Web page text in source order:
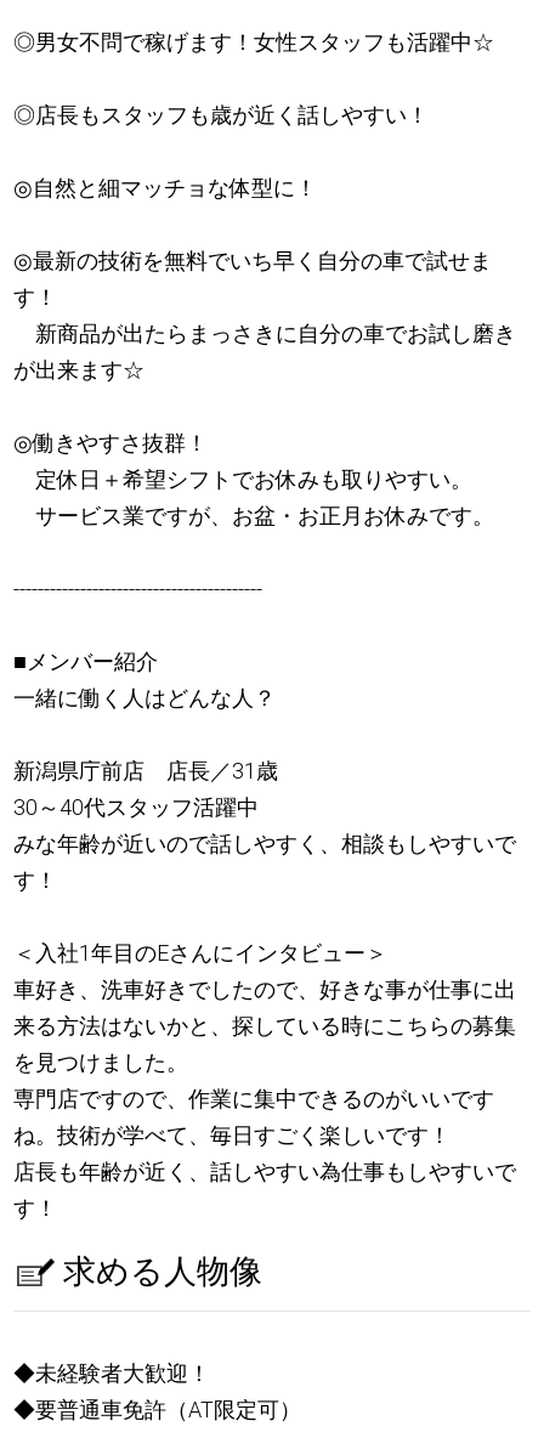
◎男女不問で稼げます！女性スタッフも活躍中☆
◎店長もスタッフも歳が近く話しやすい！
◎自然と細マッチョな体型に！
◎最新の技術を無料でいち早く自分の車で試せま
す！
新商品が出たらまっさきに自分の車でお試し磨き
が出来ます☆
◎働きやすさ抜群！
定休日＋希望シフトでお休みも取りやすい。
サービス業ですが、お盆・お正月お休みです。
-----------------------------------------
■メンバー紹介
一緒に働く人はどんな人？
新潟県庁前店 店長／31歳
30～40代スタッフ活躍中
みな年齢が近いので話しやすく、相談もしやすいで
す！
＜入社1年目のEさんにインタビュー＞
車好き、洗車好きでしたので、好きな事が仕事に出
来る方法はないかと、探している時にこちらの募集
を見つけました。
専門店ですので、作業に集中できるのがいいです
ね。技術が学べて、毎日すごく楽しいです！
店長も年齢が近く、話しやすい為仕事もしやすいで
す！
求める人物像
◆未経験者大歓迎！
◆要普通車免許（AT限定可）